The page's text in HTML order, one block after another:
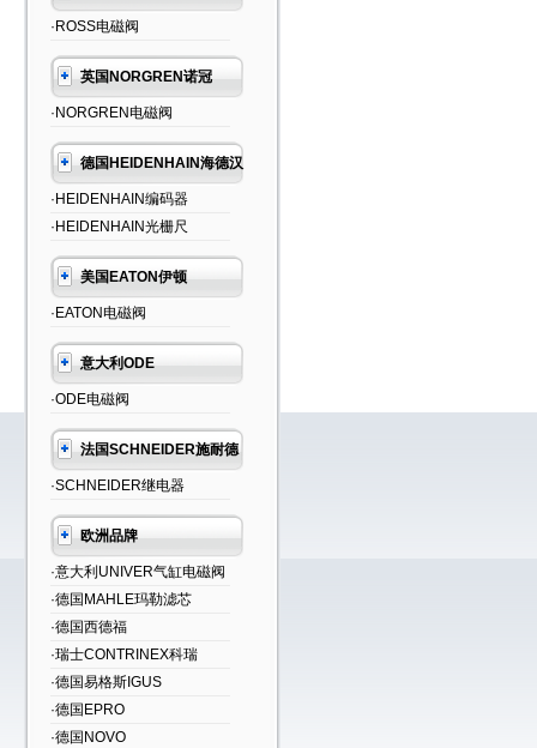
·ROSS电磁阀
英国NORGREN诺冠
·NORGREN电磁阀
德国HEIDENHAIN海德汉
·HEIDENHAIN编码器
·HEIDENHAIN光栅尺
美国EATON伊顿
·EATON电磁阀
意大利ODE
·ODE电磁阀
法国SCHNEIDER施耐德
·SCHNEIDER继电器
欧洲品牌
·意大利UNIVER气缸电磁阀
·德国MAHLE玛勒滤芯
·德国西德福
·瑞士CONTRINEX科瑞
·德国易格斯IGUS
·德国EPRO
·德国NOVO